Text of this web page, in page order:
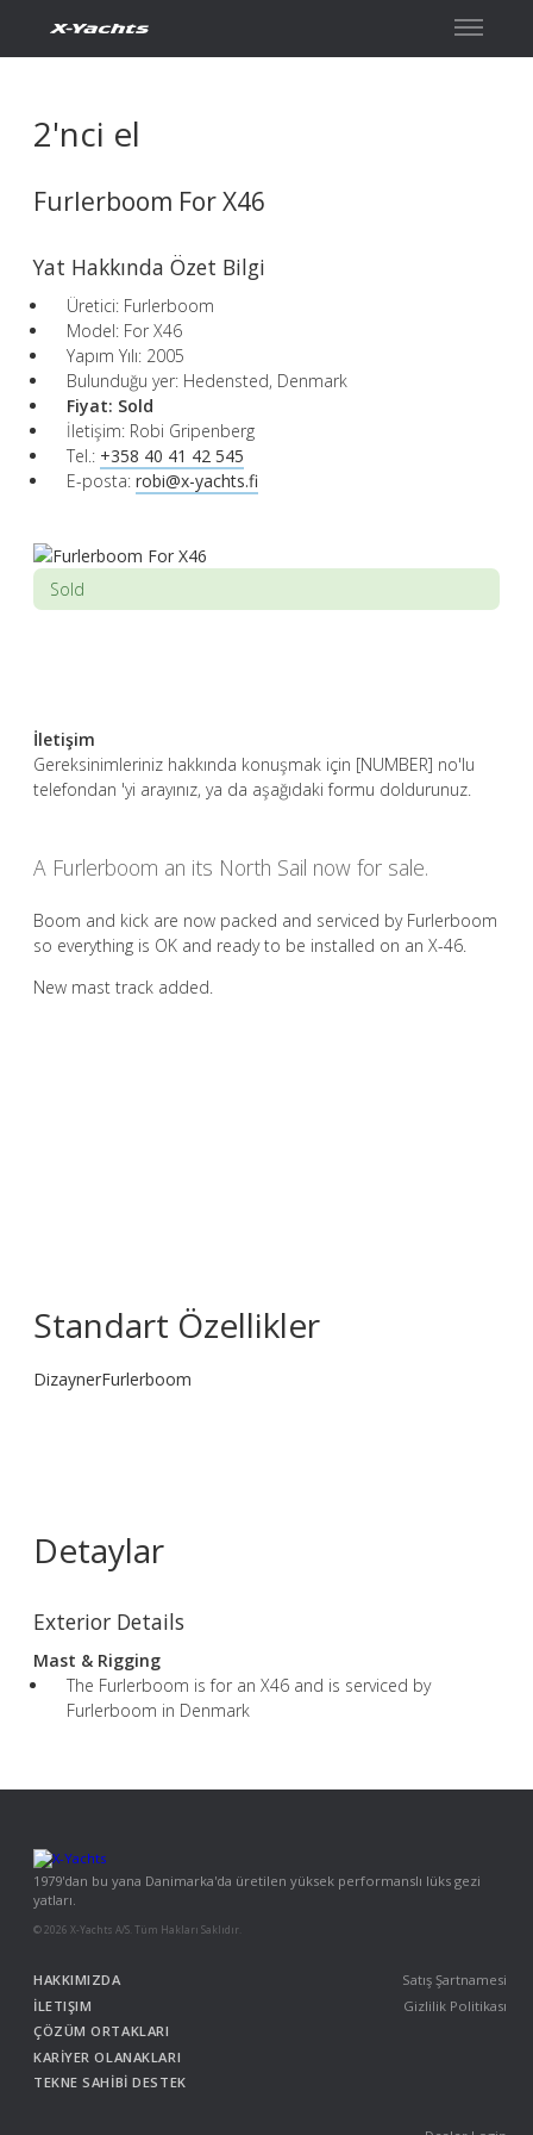
2'nci el
Furlerboom For X46
Yat Hakkında Özet Bilgi
Üretici: Furlerboom
Model: For X46
Yapım Yılı: 2005
Bulunduğu yer: Hedensted, Denmark
Fiyat: Sold
İletişim: Robi Gripenberg
Tel.: +358 40 41 42 545
E-posta: robi@x-yachts.fi
Sold
İletişim
Gereksinimleriniz hakkında konuşmak için [NUMBER] no'lu
telefondan 'yi arayınız, ya da aşağıdaki formu doldurunuz.
A Furlerboom an its North Sail now for sale.
Boom and kick are now packed and serviced by Furlerboom
so everything is OK and ready to be installed on an X-46.
New mast track added.
Standart Özellikler
DizaynerFurlerboom
Detaylar
Exterior Details
Mast & Rigging
The Furlerboom is for an X46 and is serviced by
Furlerboom in Denmark
1979'dan bu yana Danimarka'da üretilen yüksek performanslı lüks gezi
yatları.
© 2026 X-Yachts A/S. Tüm Hakları Saklıdır.
HAKKIMIZDA
İLETIŞIM
ÇÖZÜM ORTAKLARI
KARİYER OLANAKLARI
TEKNE SAHİBİ DESTEK
Satış Şartnamesi
Gizlilik Politikası